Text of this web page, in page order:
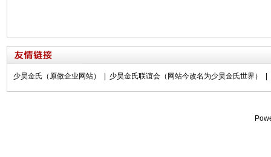
少昊金氏（原做企业网站） 少昊金氏联谊会（网站今改名为少昊金氏世界）